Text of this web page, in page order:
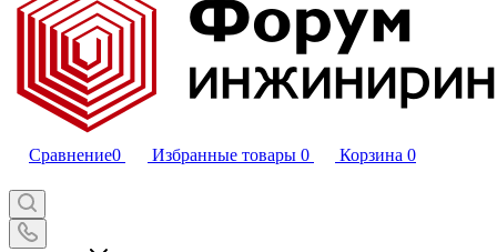
Сравнение0 Избранные товары 0 Корзина 0